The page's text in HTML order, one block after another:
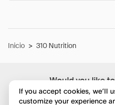
Would you like
in
Inicio > 310 Nutrition
If you accept cookies, we’ll
customize your experience